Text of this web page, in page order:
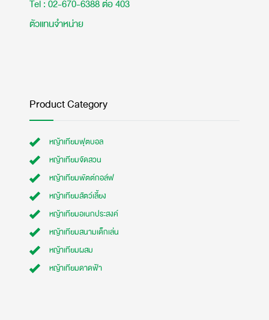
Tel : 02-670-6388 ต่อ 403
ตัวแทนจำหน่าย
Product Category
หญ้าเทียมฟุตบอล
หญ้าเทียมจัดสวน
หญ้าเทียมพัตต์กอล์ฟ
หญ้าเทียมสัตว์เลี้ยง
หญ้าเทียมอเนกประสงค์
หญ้าเทียมสนามเด็กเล่น
หญ้าเทียมผสม
หญ้าเทียมดาดฟ้า